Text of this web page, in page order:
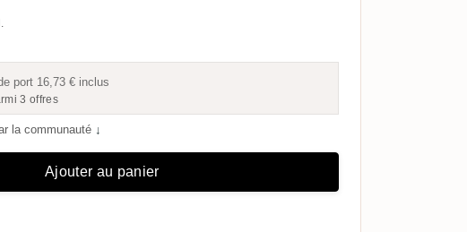
port 16,73 € inclus
3 offres
la communauté ↓
Ajouter au panier